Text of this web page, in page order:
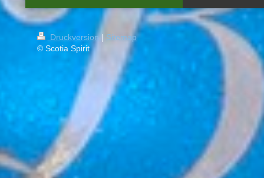
Druckversion| Sitemap
© Scotia Spirit